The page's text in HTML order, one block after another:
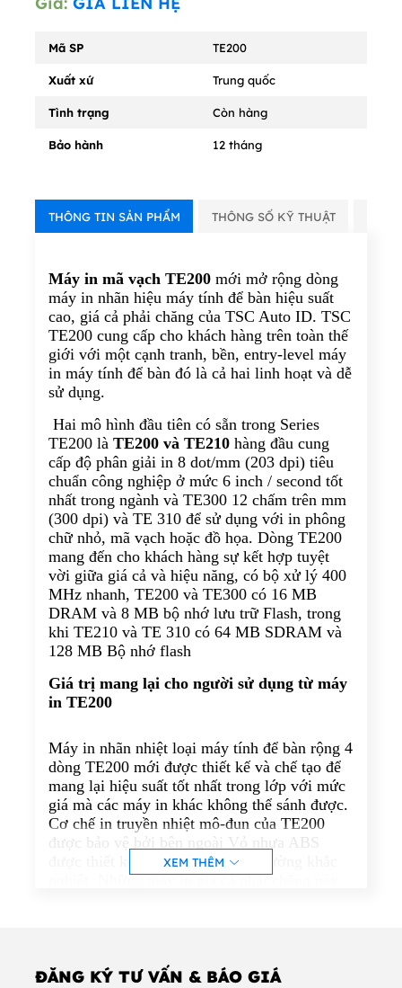
Mã SP TE200
Xuất xứ Trung quốc
Tình trạng Còn hàng
Bảo hành 12 tháng
THÔNG TIN SẢN PHẨM THÔNG SỐ KỸ THUẬT
Máy in mã vạch TE200mới mở rộng dòng
máy in nhãn hiệu máy tính để bàn hiệu suất
cao, giá cả phải chăng của TSC Auto ID. TSC
TE200 cung cấp cho khách hàng trên toàn thế
giới với một cạnh tranh, bền, entry-level máy
in máy tính để bàn đó là cả hai linh hoạt và dễ
sử dụng.
Hai mô hình đầu tiên có sẵn trong Series
TE200 là TE200 và TE210hàng đầu cung
cấp độ phân giải in 8 dot/mm (203 dpi) tiêu
chuẩn công nghiệp ở mức 6 inch / second tốt
nhất trong ngành và TE300 12 chấm trên mm
(300 dpi) và TE 310 để sử dụng với in phông
chữ nhỏ, mã vạch hoặc đồ họa. Dòng TE200
mang đến cho khách hàng sự kết hợp tuyệt
vời giữa giá cả và hiệu năng, có bộ xử lý 400
MHz nhanh, TE200 và TE300 có 16 MB
DRAM và 8 MB bộ nhớ lưu trữ Flash, trong
khi TE210 và TE 310 có 64 MB SDRAM và
128 MB Bộ nhớ flash
Giá trị mang lại cho người sử dụng từ máy
in TE200
Máy in nhãn nhiệt loại máy tính để bàn rộng 4
dòng TE200 mới được thiết kế và chế tạo để
mang lại hiệu suất tốt nhất trong lớp với mức
giá mà các máy in khác không thể sánh được.
Cơ chế in truyền nhiệt mô-đun của TE200
được bảo vệ bởi bên ngoài Vỏ nhựa ABS
được thiết kế để chịu được môi trường khắc
nghiệt. Những máy in giá cả phải chăng này
Những đổi mới bao gồm xếp hạng tiết kiệm
XEM THÊM
ĐĂNG KÝ TƯ VẤN & BÁO GIÁ